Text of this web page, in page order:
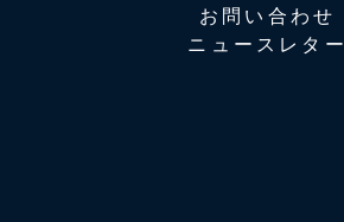
お問い合わせ
ニュースレター